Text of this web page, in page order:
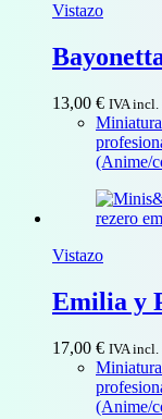
Vistazo
13,00 € IVA incl.
(Anime/
Vistazo
Emilia y
17,00 € IVA incl.
(Anime/